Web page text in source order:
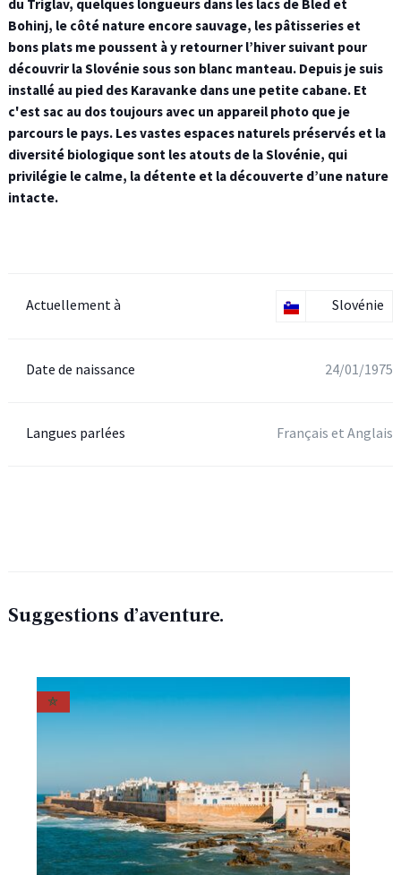
du Triglav, quelques longueurs dans les lacs de Bled et
Bohinj, le côté nature encore sauvage, les pâtisseries et
bons plats me poussent à y retourner l’hiver suivant pour
découvrir la Slovénie sous son blanc manteau. Depuis je suis
installé au pied des Karavanke dans une petite cabane. Et
c'est sac au dos toujours avec un appareil photo que je
parcours le pays. Les vastes espaces naturels préservés et la
diversité biologique sont les atouts de la Slovénie, qui
privilégie le calme, la détente et la découverte d’une nature
intacte.
Actuellement à Slovénie
Date de naissance 24/01/1975
Langues parlées Français et Anglais
Suggestions d’aventure.